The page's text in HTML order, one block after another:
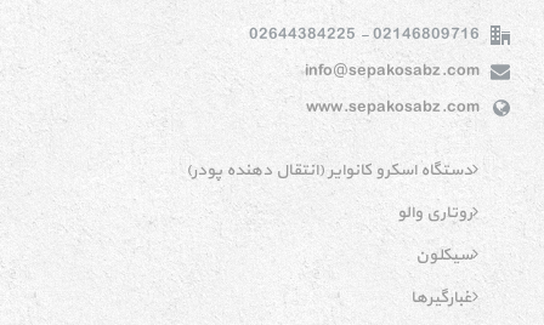
02146809716 - 02644384225
info@sepakosabz.com
www.sepakosabz.com
دستگاه اسکرو کانوایر (انتقال دهنده پودر)
روتاری والو
سیکلون
غبارگیرها